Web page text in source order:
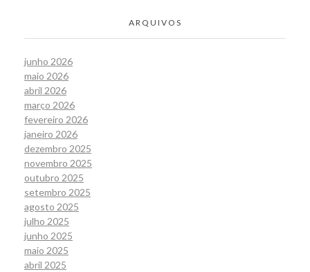
ARQUIVOS
junho 2026
maio 2026
abril 2026
março 2026
fevereiro 2026
janeiro 2026
dezembro 2025
novembro 2025
outubro 2025
setembro 2025
agosto 2025
julho 2025
junho 2025
maio 2025
abril 2025